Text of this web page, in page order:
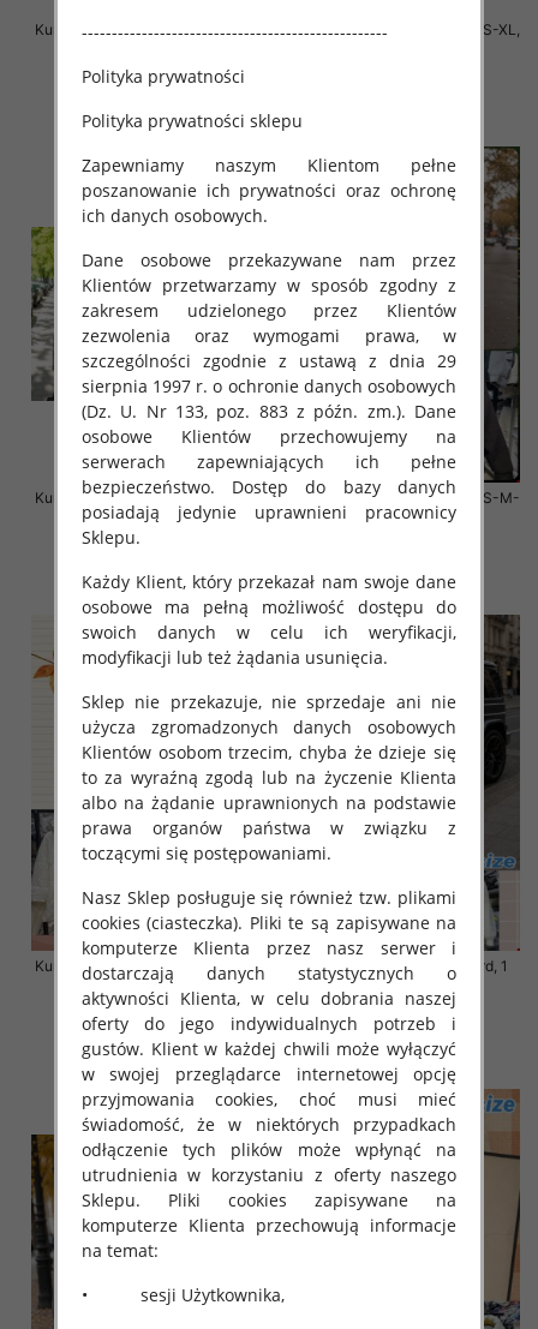
Kurtki damskie cienki Roz S-XL, 1
140.00 zł
szczegóły
Kurtki damskie zimowe Roz S-XL,
Kurtki damskie zimowe Roz S-M-
L, 1 Kolor Paczka 3 szt
135.00 zł
szczegóły
Kurtki damskie zimowe Roz S-M-
L, 1 Kolor Paczka 4 szt
szczegóły
Kurtki damskie zimowe Roz S-M-
L, 1 Kolor Paczka 3 szt
120.00 zł
szczegóły
Kurtka alpaka Roz Standard, 1
Kolor Paczka 3 szt
135.00 zł
szczegóły
---------------------------------------------------
Polityka prywatności
Polityka prywatności sklepu
Zapewniamy naszym Klientom pełne
poszanowanie ich prywatności oraz ochronę
ich danych osobowych.
Dane osobowe przekazywane nam przez
Klientów przetwarzamy w sposób zgodny z
zakresem udzielonego przez Klientów
zezwolenia oraz wymogami prawa, w
szczególności zgodnie z ustawą z dnia 29
sierpnia 1997 r. o ochronie danych osobowych
(Dz. U. Nr 133, poz. 883 z późn. zm.). Dane
osobowe Klientów przechowujemy na
serwerach zapewniających ich pełne
bezpieczeństwo. Dostęp do bazy danych
posiadają jedynie uprawnieni pracownicy
Sklepu.
Każdy Klient, który przekazał nam swoje dane
osobowe ma pełną możliwość dostępu do
swoich danych w celu ich weryfikacji,
modyfikacji lub też żądania usunięcia.
Sklep nie przekazuje, nie sprzedaje ani nie
użycza zgromadzonych danych osobowych
Klientów osobom trzecim, chyba że dzieje się
to za wyraźną zgodą lub na życzenie Klienta
albo na żądanie uprawnionych na podstawie
prawa organów państwa w związku z
toczącymi się postępowaniami.
Nasz Sklep posługuje się również tzw. plikami
cookies (ciasteczka). Pliki te są zapisywane na
komputerze Klienta przez nasz serwer i
dostarczają danych statystycznych o
aktywności Klienta, w celu dobrania naszej
oferty do jego indywidualnych potrzeb i
gustów. Klient w każdej chwili może wyłączyć
w swojej przeglądarce internetowej opcję
przyjmowania cookies, choć musi mieć
świadomość, że w niektórych przypadkach
odłączenie tych plików może wpłynąć na
utrudnienia w korzystaniu z oferty naszego
Sklepu. Pliki cookies zapisywane na
komputerze Klienta przechowują informacje
na temat:
• sesji Użytkownika,